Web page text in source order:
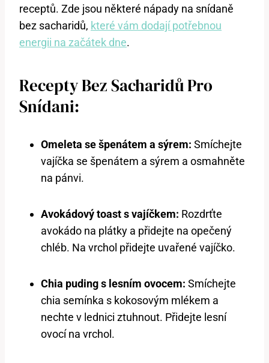
receptů. Zde jsou některé nápady na snídaně
bez sacharidů, které vám dodají potřebnou
energii na začátek dne.
Recepty Bez Sacharidů Pro
Snídani:
Omeleta se špenátem a sýrem: Smíchejte
vajíčka se špenátem a sýrem a osmahněte
na pánvi.
Avokádový toast s vajíčkem: Rozdrťte
avokádo na plátky a přidejte na opečený
chléb. Na vrchol přidejte uvařené vajíčko.
Chia puding s lesním ovocem: Smíchejte
chia semínka s kokosovým mlékem a
nechte v lednici ztuhnout. Přidejte lesní
ovocí na vrchol.